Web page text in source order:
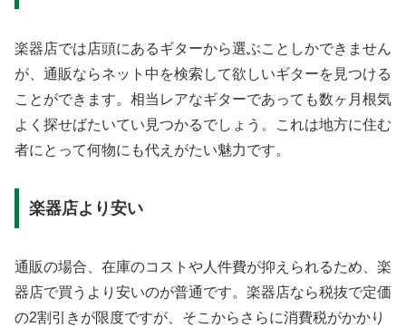
楽器店では店頭にあるギターから選ぶことしかできません
が、通販ならネット中を検索して欲しいギターを見つける
ことができます。相当レアなギターであっても数ヶ月根気
よく探せばたいてい見つかるでしょう。これは地方に住む
者にとって何物にも代えがたい魅力です。
楽器店より安い
通販の場合、在庫のコストや人件費が抑えられるため、楽
器店で買うより安いのが普通です。楽器店なら税抜で定価
の2割引きが限度ですが、そこからさらに消費税がかかり